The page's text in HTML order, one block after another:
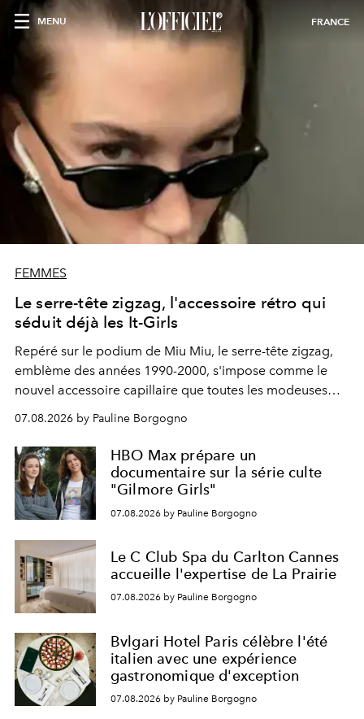
MENU FRANCE
FEMMES
Le serre-tête zigzag, l'accessoire rétro qui
séduit déjà les It-Girls
Repéré sur le podium de Miu Miu, le serre-tête zigzag,
emblème des années 1990-2000, s'impose comme le
nouvel accessoire capillaire que toutes les modeuses
s'arrachent déjà.
07.08.2026 by Pauline Borgogno
HBO Max prépare un
documentaire sur la série culte
"Gilmore Girls"
07.08.2026 by Pauline Borgogno
Le C Club Spa du Carlton Cannes
accueille l'expertise de La Prairie
07.08.2026 by Pauline Borgogno
Bvlgari Hotel Paris célèbre l'été
italien avec une expérience
gastronomique d'exception
07.08.2026 by Pauline Borgogno